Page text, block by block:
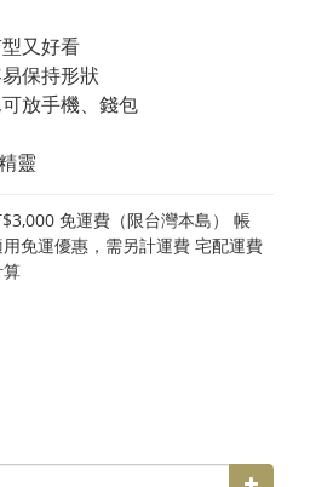
又好看
保持形狀
放手機、錢包
靈
免運費（限台灣本島） 帳
免運優惠，需另計運費 宅配運費